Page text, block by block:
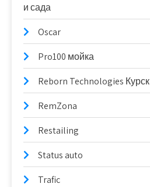
и сада
Oscar
Pro100 мойка
Reborn Technologies Курск
RemZona
Restailing
Status auto
Trafic